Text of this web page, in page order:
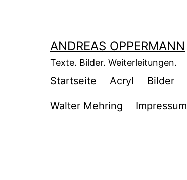
ANDREAS OPPERMANN
Texte. Bilder. Weiterleitungen.
Startseite Acryl Bilder
Walter Mehring Impressum